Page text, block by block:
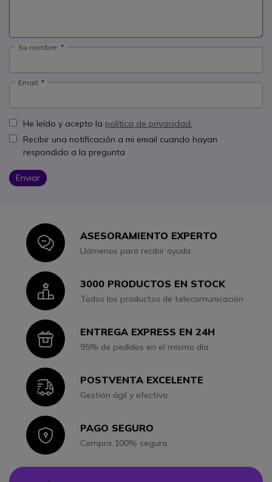
Su nombre:
Email:
He leído y acepto la política de privacidad.
Recibir una notificación a mi email cuando hayan
respondido a la pregunta
Enviar
IconASESORAMIENTO EXPERTO
Llámenos para recibir ayuda
Icon3000 PRODUCTOS EN STOCK
Todos los productos de telecomunicación
IconENTREGA EXPRESS EN 24H
95% de pedidos en el mismo día
IconPOSTVENTA EXCELENTE
Gestión ágil y efectiva
IconPAGO SEGURO
Compra 100% segura